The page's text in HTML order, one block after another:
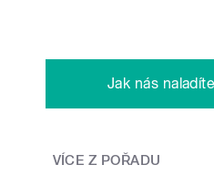
Jak nás
VÍCE Z POŘADU